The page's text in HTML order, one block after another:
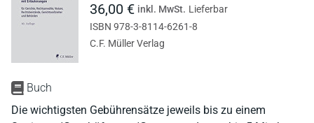
Buch
Die wichtigsten Gebührensätze jeweils bis zu einem
36,00 € inkl. MwSt. Lieferbar
ISBN 978-3-8114-6261-8
C.F. Müller Verlag